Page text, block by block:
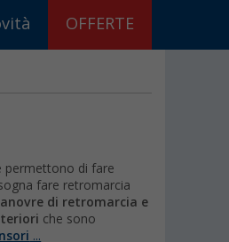
OFFERTE
permettono di fare
fare retromarcia
di retromarcia e
che sono
...